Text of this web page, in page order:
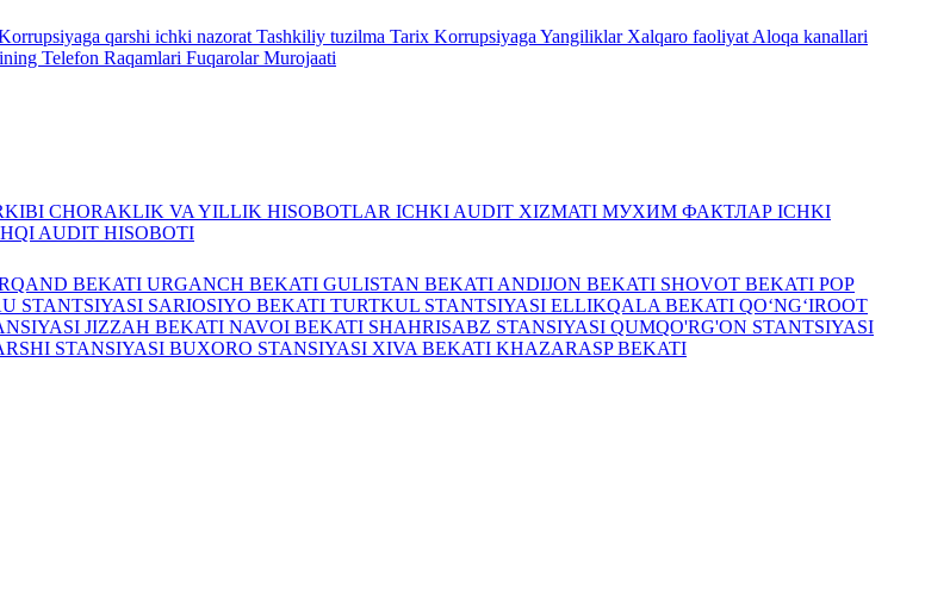
qarshi ichki nazorat Tashkiliy tuzilma Tarix Korrupsiyaga Yangiliklar Xalqaro faoliyat Aloqa kanallari
Telefon Raqamlari Fuqarolar Murojaati
CHORAKLIK VA YILLIK HISOBOTLAR ICHKI AUDIT XIZMATI МУХИМ ФАКТЛАР ICHKI
AUDIT HISOBOTI
BEKATI URGANCH BEKATI GULISTAN BEKATI ANDIJON BEKATI SHOVOT BEKATI POP
STANTSIYASI SARIOSIYO BEKATI TURTKUL STANTSIYASI ELLIKQALA BEKATI QO‘NG‘IROOT
JIZZAH BEKATI NAVOI BEKATI SHAHRISABZ STANSIYASI QUMQO'RG'ON STANTSIYASI
STANSIYASI BUXORO STANSIYASI XIVA BEKATI KHAZARASP BEKATI